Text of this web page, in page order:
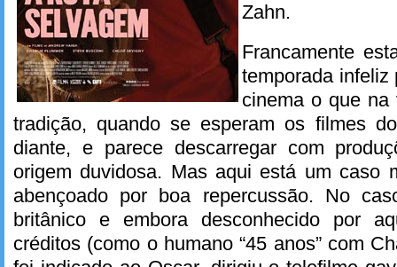
Zahn.
Francamente
temporada
cinema o que na
tradição, quando se esperam os filmes
diante, e parece descarregar com
origem duvidosa. Mas aqui está um caso
abençoado por boa repercussão. No
britânico e embora desconhecido por
créditos (como o humano “45 anos” com